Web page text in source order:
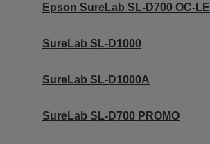
Epson SureLab SL-D700 OC-LE
SureLab SL-D1000
SureLab SL-D1000A
SureLab SL-D700 PROMO